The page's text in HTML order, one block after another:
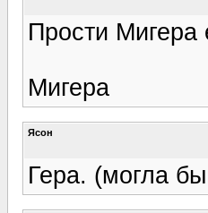
Прости
Мигера
Ясон
Гера. (могла